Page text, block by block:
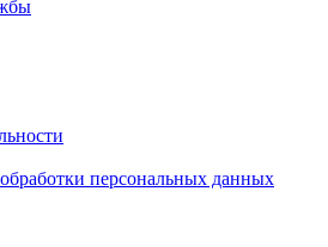
персональных данных